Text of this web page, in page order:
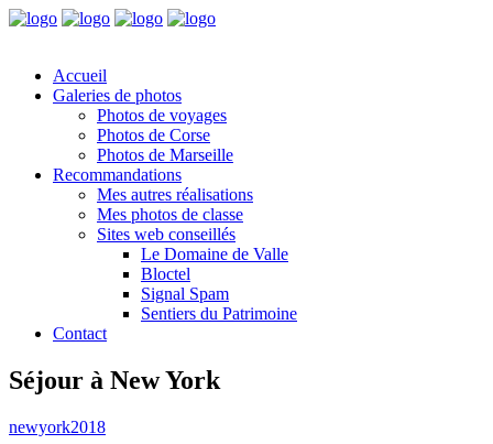
Accueil
Galeries de photos
Photos de voyages
Photos de Corse
Photos de Marseille
Recommandations
Mes autres réalisations
Mes photos de classe
Sites web conseillés
Le Domaine de Valle
Bloctel
Signal Spam
Sentiers du Patrimoine
Contact
Séjour à New York
newyork2018